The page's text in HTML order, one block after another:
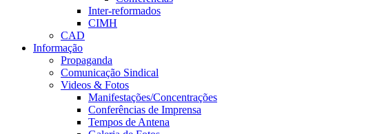
Inter-reformados
CIMH
CAD
Informação
Propaganda
Comunicação Sindical
Videos & Fotos
Manifestações/Concentrações
Conferências de Imprensa
Tempos de Antena